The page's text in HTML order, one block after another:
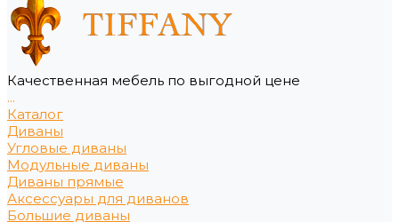
Качественная мебель по выгодной цене
...
Каталог
Диваны
Угловые диваны
Модульные диваны
Диваны прямые
Аксессуары для диванов
Большие диваны